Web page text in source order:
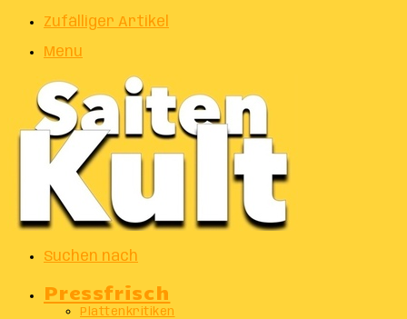
Zufälliger Artikel
Menu
Suchen nach
Pressfrisch
Plattenkritiken